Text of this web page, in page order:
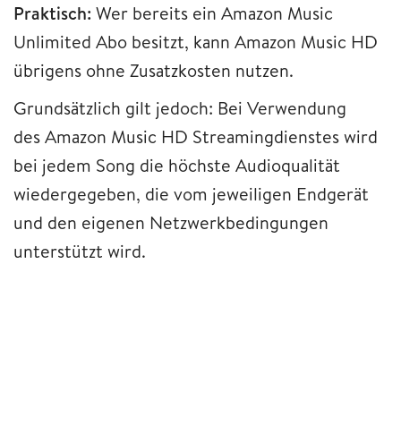
Praktisch: Wer bereits ein Amazon Music
Unlimited Abo besitzt, kann Amazon Music HD
übrigens ohne Zusatzkosten nutzen.
Grundsätzlich gilt jedoch: Bei Verwendung
des Amazon Music HD Streamingdienstes wird
bei jedem Song die höchste Audioqualität
wiedergegeben, die vom jeweiligen Endgerät
und den eigenen Netzwerkbedingungen
unterstützt wird.